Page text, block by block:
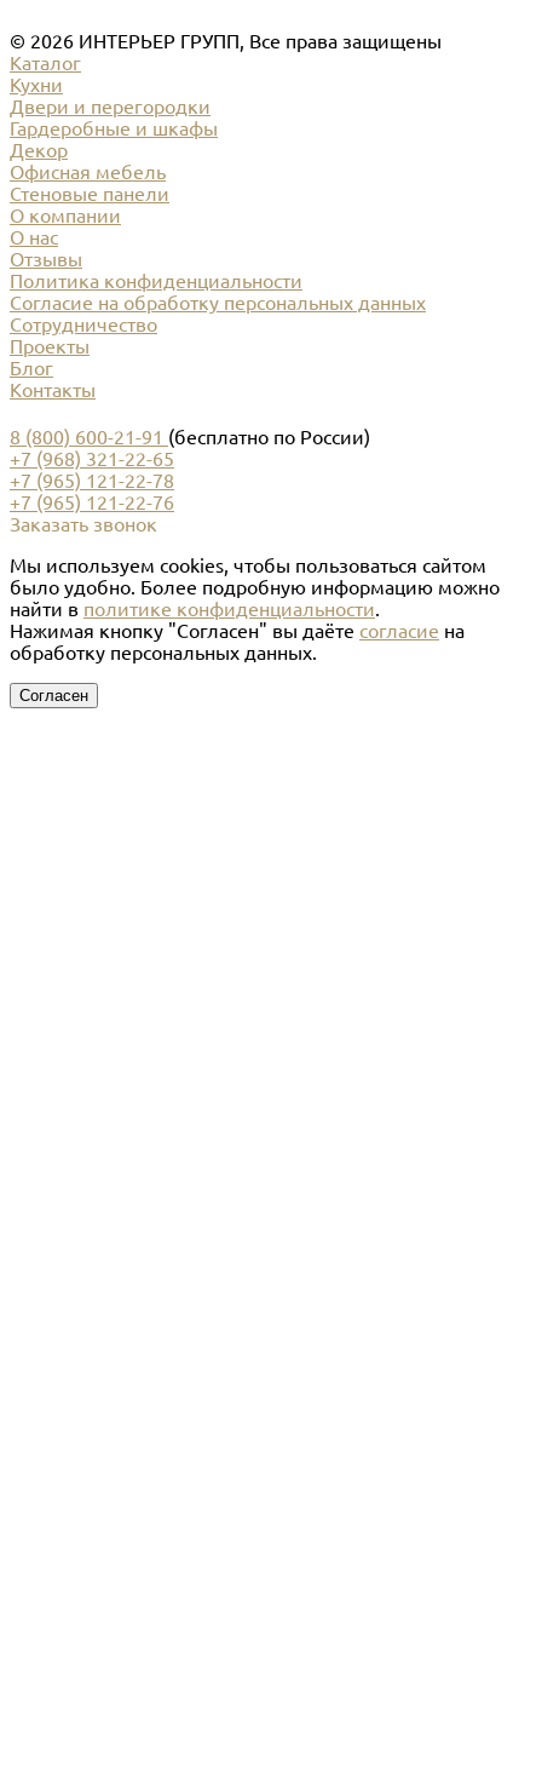
© 2026 ИНТЕРЬЕР ГРУПП, Все права защищены
Каталог
Кухни
Двери и перегородки
Гардеробные и шкафы
Декор
Офисная мебель
Стеновые панели
О компании
О нас
Отзывы
Политика конфиденциальности
Согласие на обработку персональных данных
Сотрудничество
Проекты
Блог
Контакты
8 (800) 600-21-91 (бесплатно по России)
+7 (968) 321-22-65
+7 (965) 121-22-78
+7 (965) 121-22-76
Заказать звонок
Мы используем cookies, чтобы пользоваться сайтом
было удобно. Более подробную информацию можно
найти в политике конфиденциальности.
Нажимая кнопку "Согласен" вы даёте согласие на
обработку персональных данных.
Согласен